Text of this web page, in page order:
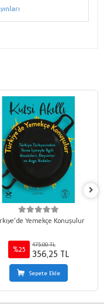
Yemekçe Konuşulur
%25
475,00 TL
356,25 TL
Sepete Ekle